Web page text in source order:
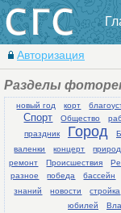
Авторизация
Разделы
новый год корт
Спорт Общество
праздник
Город
валенки
концерт
ремонт Происшествия
разное
победа бассейн
знаний
новости стройка
юбилей